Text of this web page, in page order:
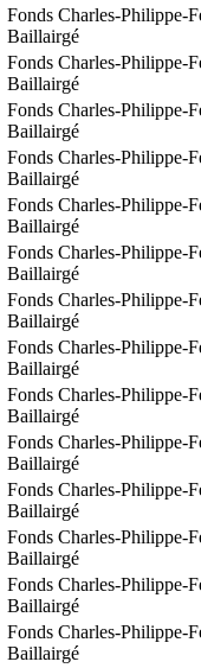
Fonds Charles-Philippe-
Baillairgé
Fonds Charles-Philippe-
Baillairgé
Fonds Charles-Philippe-
Baillairgé
Fonds Charles-Philippe-
Baillairgé
Fonds Charles-Philippe-
Baillairgé
Fonds Charles-Philippe-
Baillairgé
Fonds Charles-Philippe-
Baillairgé
Fonds Charles-Philippe-
Baillairgé
Fonds Charles-Philippe-
Baillairgé
Fonds Charles-Philippe-
Baillairgé
Fonds Charles-Philippe-
Baillairgé
Fonds Charles-Philippe-
Baillairgé
Fonds Charles-Philippe-
Baillairgé
Fonds Charles-Philippe-
Baillairgé